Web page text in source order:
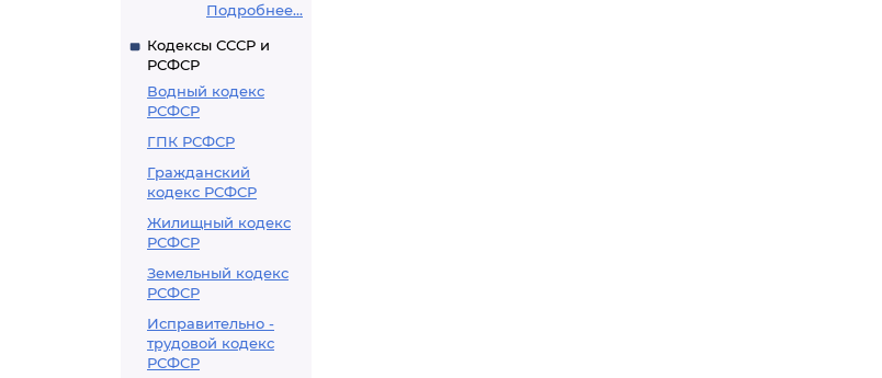
Подробнее...
Кодексы СССР и
РСФСР
Водный кодекс
РСФСР
ГПК РСФСР
Гражданский
кодекс РСФСР
Жилищный кодекс
РСФСР
Земельный кодекс
РСФСР
Исправительно -
трудовой кодекс
РСФСР